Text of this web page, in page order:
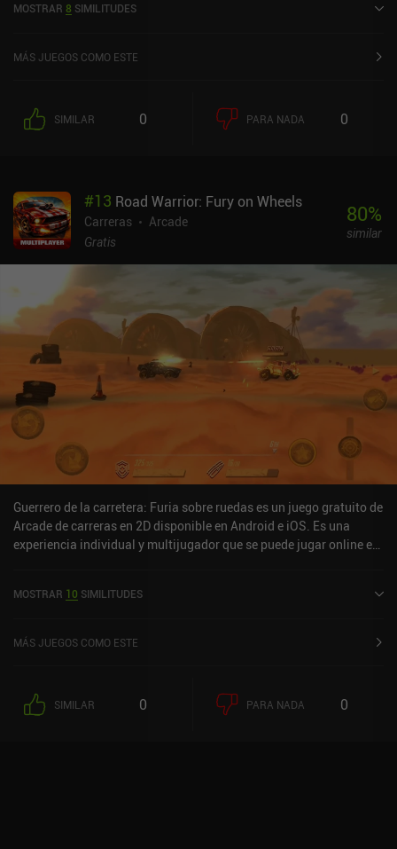
de iOS.
MOSTRAR 8 SIMILITUDES
MÁS JUEGOS COMO ESTE
SIMILAR 0 PARA NADA 0
#13 Road Warrior: Fury on Wheels
Carreras
Arcade
Gratis
80%
similar
Guerrero de la carretera: Furia sobre ruedas es un juego gratuito de
Arcade de carreras en 2D disponible en Android e iOS. Es una
experiencia individual y multijugador que se puede jugar online en
Google Play y de 4,3 sobre 5,0 en la App Store de iOS.
MOSTRAR 10 SIMILITUDES
MÁS JUEGOS COMO ESTE
SIMILAR 0 PARA NADA 0